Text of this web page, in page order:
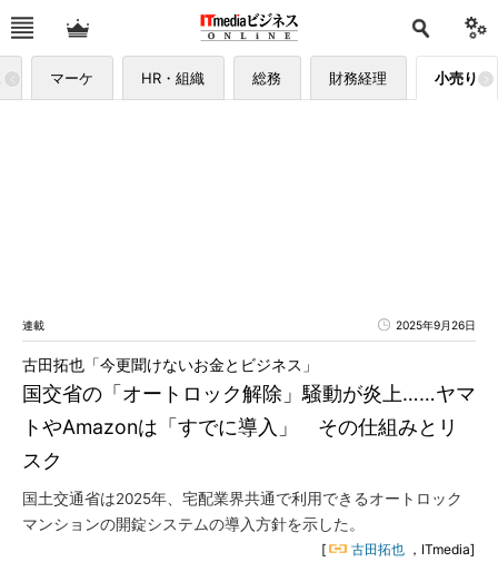
マーケ HR・組織 総務 財務経理 小売り
連載 2025年9月26日
国交省の「オートロック解除」騒動が炎上……ヤマ
トやAmazonは「すでに導入」 その仕組みとリ
スク
古田拓也「今更聞けないお金とビジネス」
国土交通省は2025年、宅配業界共通で利用できるオートロック
マンションの開錠システムの導入方針を示した。
[ 古田拓也 ，ITmedia]